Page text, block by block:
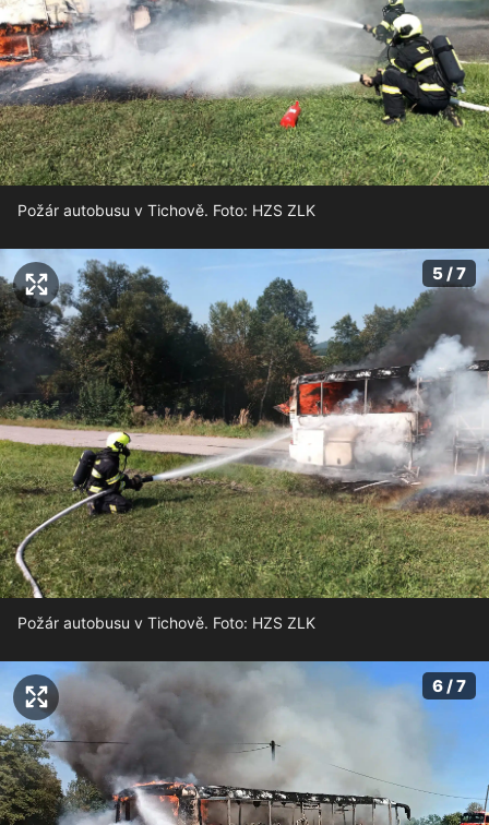
Požár autobusu v Tichově. Foto: HZS ZLK
5 / 7
Požár autobusu v Tichově. Foto: HZS ZLK
6 / 7